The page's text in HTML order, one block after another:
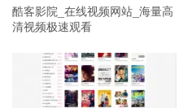
酷客影院_在线视频网站_海量高
清视频极速观看